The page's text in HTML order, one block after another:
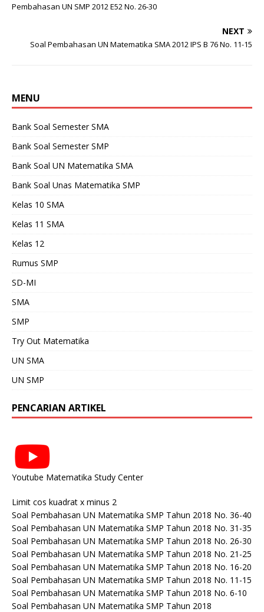
Pembahasan UN SMP 2012 E52 No. 26-30
NEXT
Soal Pembahasan UN Matematika SMA 2012 IPS B 76 No. 11-15
MENU
Bank Soal Semester SMA
Bank Soal Semester SMP
Bank Soal UN Matematika SMA
Bank Soal Unas Matematika SMP
Kelas 10 SMA
Kelas 11 SMA
Kelas 12
Rumus SMP
SD-MI
SMA
SMP
Try Out Matematika
UN SMA
UN SMP
PENCARIAN ARTIKEL
Youtube Matematika Study Center
Limit cos kuadrat x minus 2
Soal Pembahasan UN Matematika SMP Tahun 2018 No. 36-40
Soal Pembahasan UN Matematika SMP Tahun 2018 No. 31-35
Soal Pembahasan UN Matematika SMP Tahun 2018 No. 26-30
Soal Pembahasan UN Matematika SMP Tahun 2018 No. 21-25
Soal Pembahasan UN Matematika SMP Tahun 2018 No. 16-20
Soal Pembahasan UN Matematika SMP Tahun 2018 No. 11-15
Soal Pembahasan UN Matematika SMP Tahun 2018 No. 6-10
Soal Pembahasan UN Matematika SMP Tahun 2018